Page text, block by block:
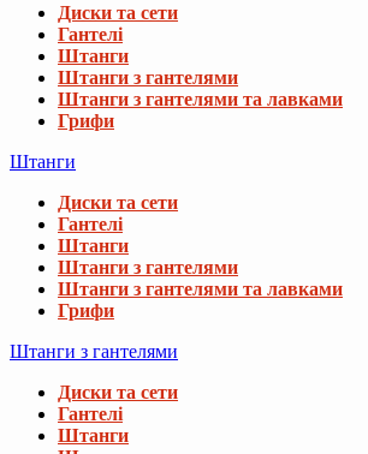
Диски та сети
Гантелі
Штанги
Штанги з гантелями
Штанги з гантелями та лавками
Грифи
Штанги
Диски та сети
Гантелі
Штанги
Штанги з гантелями
Штанги з гантелями та лавками
Грифи
Штанги з гантелями
Диски та сети
Гантелі
Штанги